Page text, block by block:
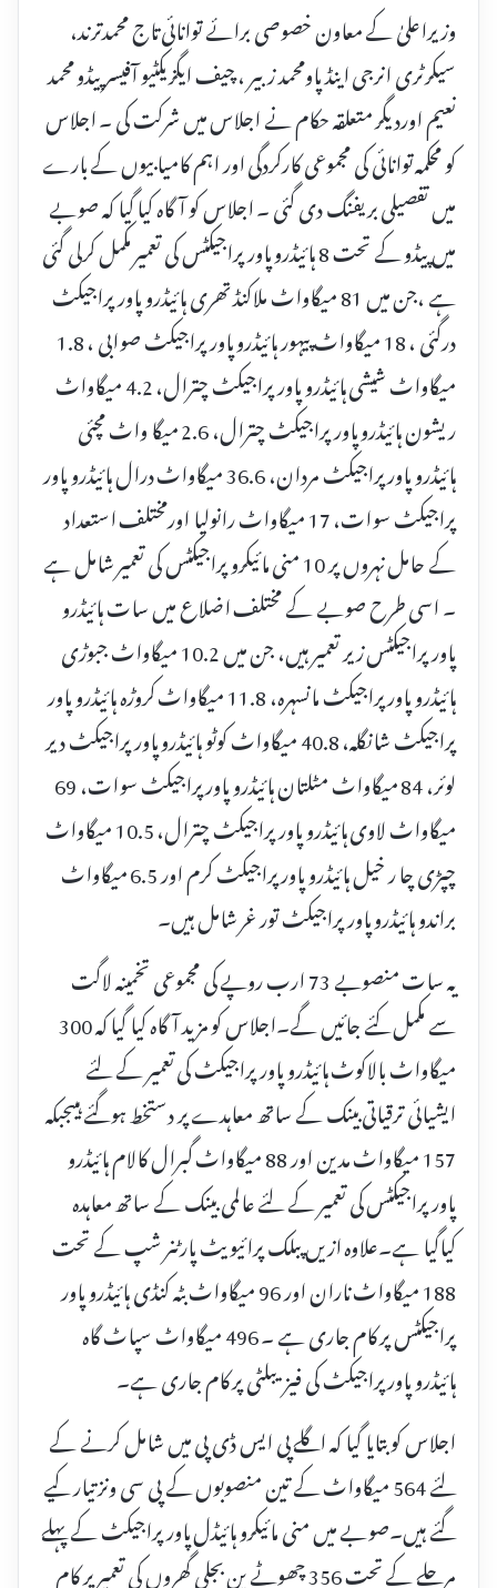
وزیراعلیٰ کے معاون خصوصی برائے توانائی تاج محمدترند،
سیکرٹری انرجی اینڈ پاومحمد زبیر ، چیف ایگزیکٹیو آفیسر پیڈو محمد
نعیم اوردیگر متعلقہ حکام نے اجلاس میں شرکت کی ۔ اجلاس
کو محکمہ توانائی کی مجموعی کارکردگی اور اہم کامیابیوں کے بارے
میں تفصیلی بریفنگ دی گئی ۔ اجلاس کو آگاہ کیا گیا کہ صوبے
میں پیڈو کے تحت 8 ہائیڈرو پاور پراجیکٹس کی تعمیر مکمل کرلی گئی
ہے ،جن میں 81 میگاواٹ ملاکنڈ تھری ہائیڈرو پاور پراجیکٹ
درگئی ، 18 میگاواٹ پیہور ہائیڈرو پاور پراجیکٹ صوابی ، 1.8
میگاواٹ شیشی ہائیڈرو پاور پراجیکٹ چترال، 4.2 میگاواٹ
ریشون ہائیڈرو پاور پراجیکٹ چترال، 2.6 میگا واٹ مچئی
ہائیڈرو پاور پراجیکٹ مردان، 36.6 میگاواٹ درال ہائیڈرو پاور
پراجیکٹ سوات، 17 میگاواٹ رانولیا اورمختلف استعداد
کے حامل نہروں پر 10 منی مائیکرو پراجیکٹس کی تعمیر شامل ہے
۔ اسی طرح صوبے کے مختلف اضلاع میں سات ہائیڈرو
پاور پراجیکٹس زیر تعمیر ہیں، جن میں 10.2 میگاواٹ جبوڑی
ہائیڈرو پاور پراجیکٹ مانسہرہ، 11.8 میگاواٹ کروڑہ ہائیڈرو پاور
پراجیکٹ شانگلہ، 40.8 میگاواٹ کوٹو ہائیڈرو پاور پراجیکٹ دیر
لوئر، 84 میگاواٹ مٹلتان ہائیڈرو پاور پراجیکٹ سوات، 69
میگاواٹ لاوی ہائیڈرو پاور پراجیکٹ چترال، 10.5 میگاواٹ
چپڑی چا ر خیل ہائیڈرو پاور پراجیکٹ کرم اور 6.5 میگاواٹ
براندو ہائیڈرو پاور پراجیکٹ تور غر شامل ہیں۔
یہ سات منصوبے 73 ارب روپے کی مجموعی تخمینہ لاگت
سے مکمل کئے جائیں گے۔اجلاس کو مزید آگاہ کیا گیا کہ 300
میگاواٹ بالاکوٹ ہائیڈرو پاور پراجیکٹ کی تعمیر کے لئے
ایشیائی ترقیاتی بینک کے ساتھ معاہدے پر دستخط ہوگئے ہیںجبکہ
157 میگاواٹ مدین اور 88 میگاواٹ گبرال کالام ہائیڈرو
پاور پراجیکٹس کی تعمیر کے لئے عالمی بینک کے ساتھ معاہدہ
کیاگیا ہے۔علاوہ ازیں پبلک پرائیویٹ پارٹنر شپ کے تحت
188 میگاواٹ ناران اور 96 میگاواٹ بٹہ کنڈی ہائیڈرو پاور
پراجیکٹس پر کام جاری ہے ۔ 496 میگاواٹ سپاٹ گاہ
ہائیڈرو پاور پراجیکٹ کی فیزیبلٹی پر کام جاری ہے۔
اجلاس کو بتایا گیا کہ اگلے پی ایس ڈی پی میں شامل کرنے کے
لئے 564 میگاواٹ کے تین منصوبوں کے پی سی ونز تیار کیے
گئے ہیں۔صوبے میں منی مائیکرو ہائیڈل پاور پراجیکٹ کے پہلے
مرحلے کے تحت 356 چھوٹے پن بجلی گھروں کی تعمیر پر کام